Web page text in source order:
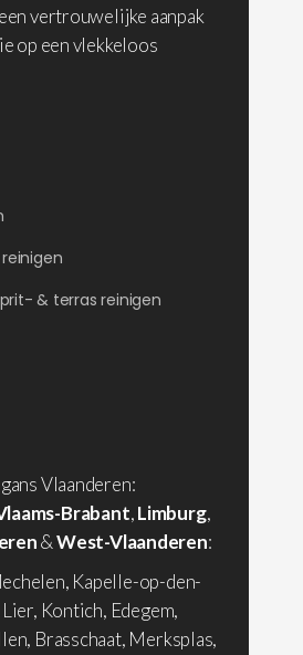
vertrouwelijke aanpak
op een vlekkeloos
& terras reinigen
Vlaanderen:
Brabant,Limburg,
&West-Vlaanderen:
Kapelle-op-den-
Kontich, Edegem,
Brasschaat, Merksplas,